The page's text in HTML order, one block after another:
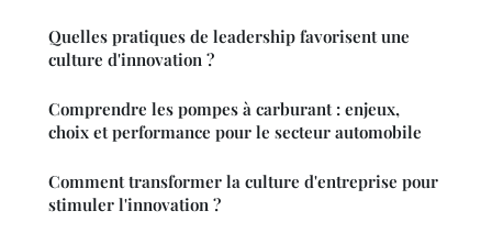
Quelles pratiques de leadership favorisent une
culture d'innovation ?
Comprendre les pompes à carburant : enjeux,
choix et performance pour le secteur automobile
Comment transformer la culture d'entreprise pour
stimuler l'innovation ?